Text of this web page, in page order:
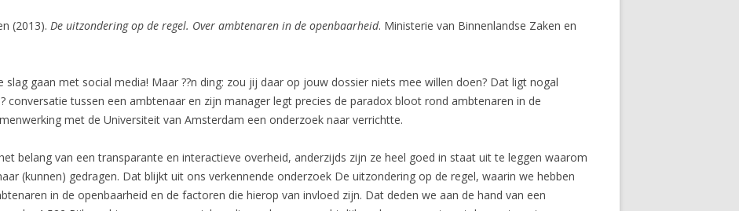
(2013). De uitzondering op de regel. Over ambtenaren in de openbaarheid. Ministerie van Binnenlandse Zaken en
slag gaan met social media! Maar ??n ding: zou jij daar op jouw dossier niets mee willen doen? Dat ligt nogal
conversatie tussen een ambtenaar en zijn manager legt precies de paradox bloot rond ambtenaren in de
met de Universiteit van Amsterdam een onderzoek naar verrichtte.
belang van een transparante en interactieve overheid, anderzijds zijn ze heel goed in staat uit te leggen waarom
(kunnen) gedragen. Dat blijkt uit ons verkennende onderzoek De uitzondering op de regel, waarin we hebben
in de openbaarheid en de factoren die hierop van invloed zijn. Dat deden we aan de hand van een